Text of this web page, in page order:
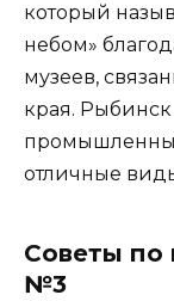
который
небом»
музеев,
края.
отличные
Советы по
№3